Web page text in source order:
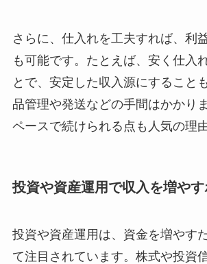
さらに、仕入れを工夫すれば、利
も可能です。たとえば、安く仕入
とで、安定した収入源にすること
品管理や発送などの手間はかかり
ペースで続けられる点も人気の理由
投資や資産運用で収入を増やす
投資や資産運用は、資金を増やす
て注目されています。株式や投資